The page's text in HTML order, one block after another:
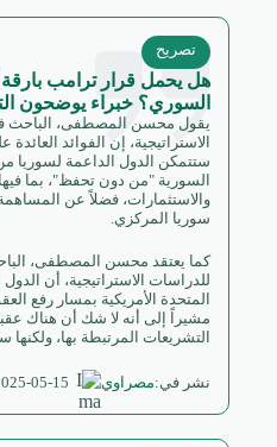
هل يحمل قرار ترامب بارقة
السوري؟ خبراء يوضحون
تصريح
يقول محسن المصطفى، الباحث
الاستراتيجية، إن الفوائد
ستتمكن الدول الداعمة لسوريا
السورية "من دون تحفظ"، بما
والاستثمارات، فضلاً عن
سوريا المركزي.
كما يعتقد محسن المصطفى،
للدراسات الاستراتيجية، أن الدول
المتحدة الأمريكية بمسار رفع
مشيراً إلى أنه لا شك أن هناك
التشريعات المرتبطة بها،
نشر في:مصراوي 05-15